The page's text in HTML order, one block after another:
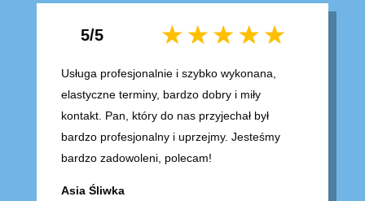
5/5
Usługa profesjonalnie i szybko wykonana,
elastyczne terminy, bardzo dobry i miły
kontakt. Pan, który do nas przyjechał był
bardzo profesjonalny i uprzejmy. Jesteśmy
bardzo zadowoleni, polecam!
Asia Śliwka